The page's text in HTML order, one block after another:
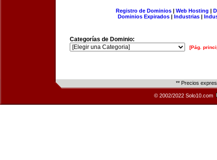
Registro de Dominios| Web Hosting |
Dominios Expirados | Industrias |
Categorías de Dominio:
[Pág.
** Precios
© 2002/2022 Solo10.com